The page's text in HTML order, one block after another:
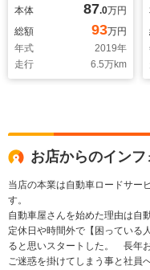
HUD プッシュスタ
ート
本体 87.0万円
総額
93万円
年式
2019年
走行
6.5万km
お店からのイン
当店の本業は自動車ロードサー
す。
自動車屋さんを始めた理由は自
定休日や時間外で【困っている
ると思いスタートした。 長年
ご迷惑を掛けてしまう事と社